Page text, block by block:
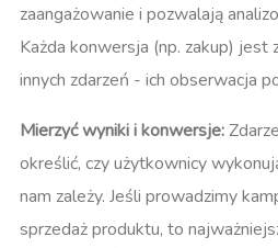
zaangażowanie i pozwalają
Każda konwersja (np. zakup)
innych zdarzeń - ich obserwacja
Mierzyć wyniki i konwersje:
określić, czy użytkownicy
nam zależy. Jeśli prowadzimy
sprzedaż produktu, to